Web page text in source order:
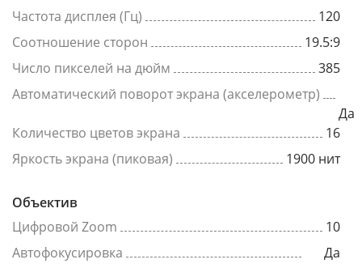
Частота дисплея (Гц)
120
Соотношение сторон
19.5:9
Число пикселей на дюйм
385
Автоматический поворот экрана (акселерометр)
Да
Количество цветов экрана
16
Яркость экрана (пиковая)
1900 нит
Объектив
Цифровой Zoom
10
Автофокусировка
Да